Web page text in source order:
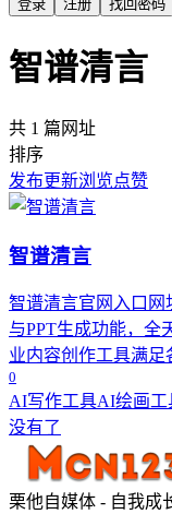
登录 注册 找回密码
智谱清言
共 1 篇网址
排序
发布更新浏览点赞
智谱清言
智谱清言官网入口网
与PPT生成功能，全
业内容创作工具满足
0
AI写作工具AI绘画工
没有了
栗他自媒体 - 自我成